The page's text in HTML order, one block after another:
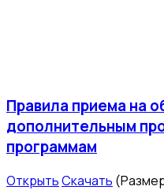
Правила приема на
дополнительным
программам
ОткрытьСкачать